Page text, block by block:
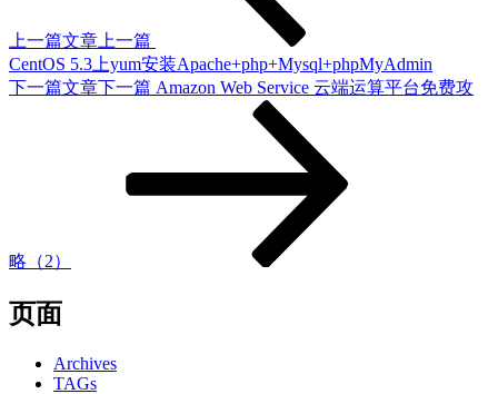
上一篇文章 上一篇
CentOS 5.3上yum安装Apache+php+Mysql+phpMyAdmin
下一篇文章下一篇 Amazon Web Service 云端运算平台免费攻
略（2）
页面
Archives
TAGs